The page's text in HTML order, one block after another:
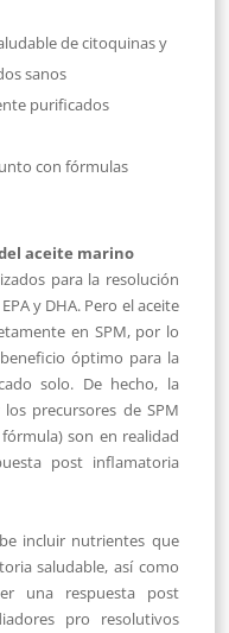
de citoquinas y
sanos
purificados
con fórmulas
aceite marino
para la resolución
y DHA. Pero el aceite
en SPM, por lo
óptimo para la
solo. De hecho, la
precursores de SPM
son en realidad
post inflamatoria
incluir nutrientes que
saludable, así como
una respuesta post
pro resolutivos